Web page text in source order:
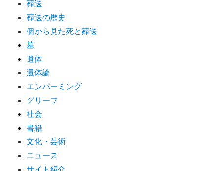
葬送
葬送の歴史
個から見た死と葬送
墓
遺体
遺体論
エンバーミング
グリーフ
社会
書籍
文化・芸術
ニュース
サイト紹介